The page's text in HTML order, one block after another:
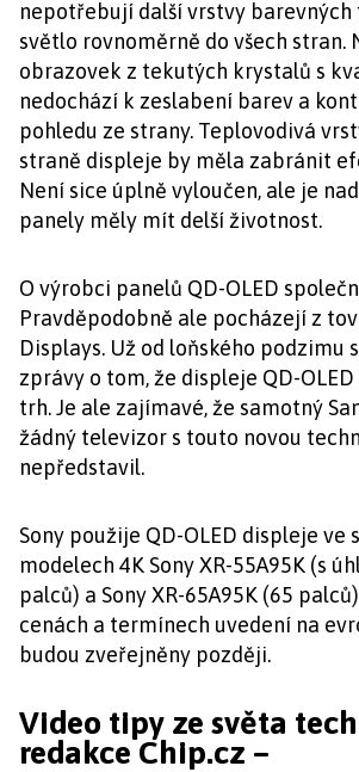
nepotřebují další vrstvy
světlo rovnoměrně do všech stran.
obrazovek z tekutých krystalů s
nedochází k zeslabení barev a
pohledu ze strany. Teplovodivá
straně displeje by měla zabránit
Není sice úplně vyloučen, ale je
panely měly mít delší životnost.
O výrobci panelů QD-OLED
Pravděpodobně ale pocházejí z
Displays. Už od loňského podzimu
zprávy o tom, že displeje QD-
trh. Je ale zajímavé, že samotný
žádný televizor s touto novou
nepředstavil.
Sony použije QD-OLED displeje ve
modelech 4K Sony XR-55A95K (s
palců) a Sony XR-65A95K (65
cenách a termínech uvedení na
budou zveřejněny později.
Video tipy ze světa
redakce Chip.cz –